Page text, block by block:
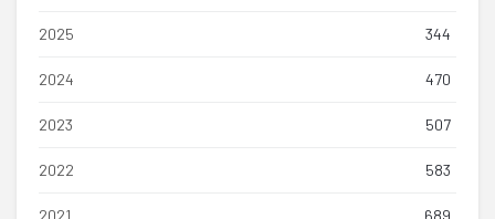
2025 344
2024 470
2023 507
2022 583